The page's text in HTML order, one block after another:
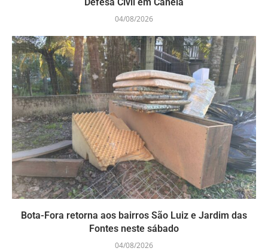
04/08/2026
Bota-Fora retorna aos bairros São Luiz e Jardim das
Fontes neste sábado
04/08/2026